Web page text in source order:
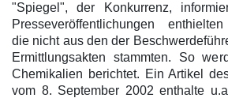
"Spiegel", der Konkurrenz,
Presseveröffentlichungen
die nicht aus den der
Ermittlungsakten stammten. So
Chemikalien berichtet. Ein Artikel
vom 8. September 2002 enthalte